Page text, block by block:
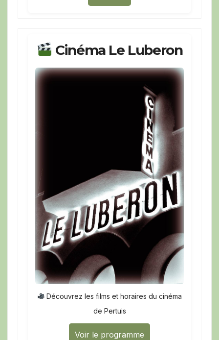
Cinéma Le Luberon
Découvrez les films et horaires du cinéma
de Pertuis
Voir le programme